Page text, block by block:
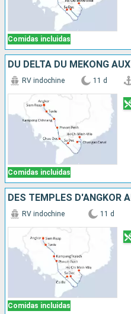
Comidas incluidas
Comidas incluidas
RV indochine 11 d
Comidas incluidas
RV indochine 11 d